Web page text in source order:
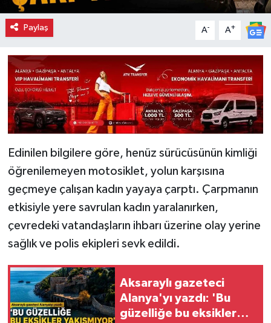
Paylaş A- A+
Edinilen bilgilere göre, henüz sürücüsünün kimliği
öğrenilemeyen motosiklet, yolun karşısına
geçmeye çalışan kadın yayaya çarptı. Çarpmanın
etkisiyle yere savrulan kadın yaralanırken,
çevredeki vatandaşların ihbarı üzerine olay yerine
sağlık ve polis ekipleri sevk edildi.
Aksaraylı gazeteci
Alanya'yı yazdı: 'Bu
güzelliğe bu eksikler